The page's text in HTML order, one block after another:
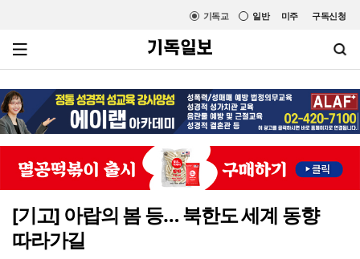
미주 구독신청
일반
기독교
[기고] 아랍의 봄 등… 북한도 세계 동향
따라가길